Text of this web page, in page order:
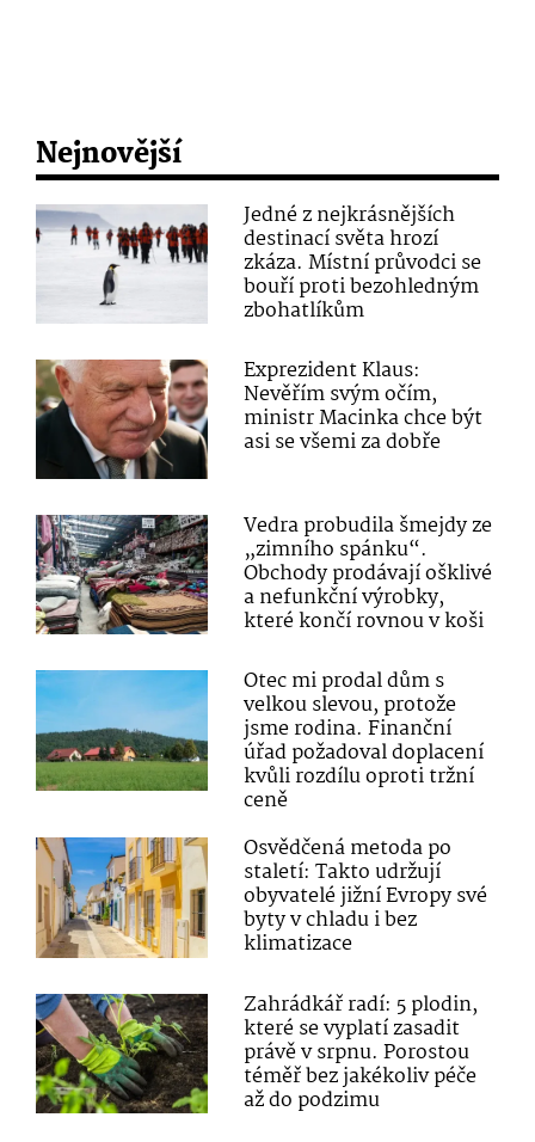
Nejnovější
Jedné z nejkrásnějších
destinací světa hrozí
zkáza. Místní průvodci se
bouří proti bezohledným
zbohatlíkům
Exprezident Klaus:
Nevěřím svým očím,
ministr Macinka chce být
asi se všemi za dobře
Vedra probudila šmejdy ze
„zimního spánku“.
Obchody prodávají ošklivé
a nefunkční výrobky,
které končí rovnou v koši
Otec mi prodal dům s
velkou slevou, protože
jsme rodina. Finanční
úřad požadoval doplacení
kvůli rozdílu oproti tržní
ceně
Osvědčená metoda po
staletí: Takto udržují
obyvatelé jižní Evropy své
byty v chladu i bez
klimatizace
Zahrádkář radí: 5 plodin,
které se vyplatí zasadit
právě v srpnu. Porostou
téměř bez jakékoliv péče
až do podzimu